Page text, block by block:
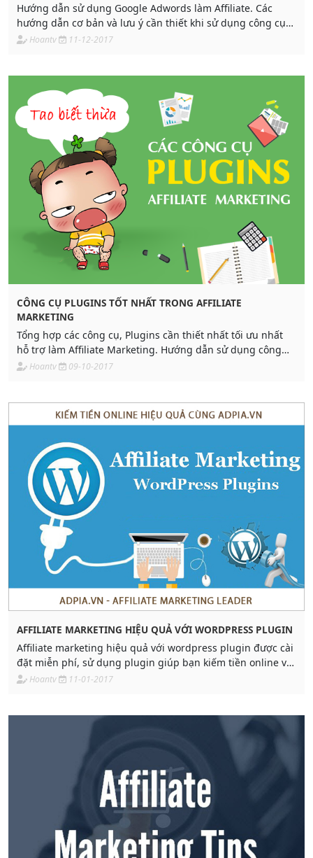
Hướng dẫn sử dụng Google Adwords làm Affiliate. Các
hướng dẫn cơ bản và lưu ý cần thiết khi sử dụng công cụ
Google Adwords làm Affiliate. Tối ưu quảng cáo kiếm tiền
Hoantv 11-12-2017
CÔNG CỤ PLUGINS TỐT NHẤT TRONG AFFILIATE
MARKETING
Tổng hợp các công cụ, Plugins cần thiết nhất tối ưu nhất
hỗ trợ làm Affiliate Marketing. Hướng dẫn sử dụng công
cụ, cài đặt plugins đơn giản và miễn phí
Hoantv 09-10-2017
AFFILIATE MARKETING HIỆU QUẢ VỚI WORDPRESS PLUGIN
Affiliate marketing hiệu quả với wordpress plugin được cài
đặt miễn phí, sử dụng plugin giúp bạn kiếm tiền online với
tiếp thị liên kết nhanh hơn
Hoantv 11-01-2017